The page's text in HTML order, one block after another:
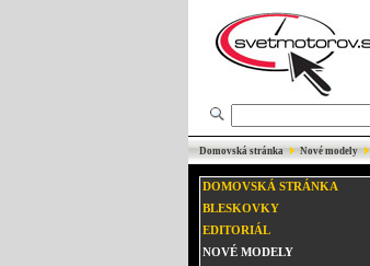
Domovská stránka Nové modely
DOMOVSKÁ STRÁNKA
BLESKOVKY
EDITORIÁL
NOVÉ MODELY